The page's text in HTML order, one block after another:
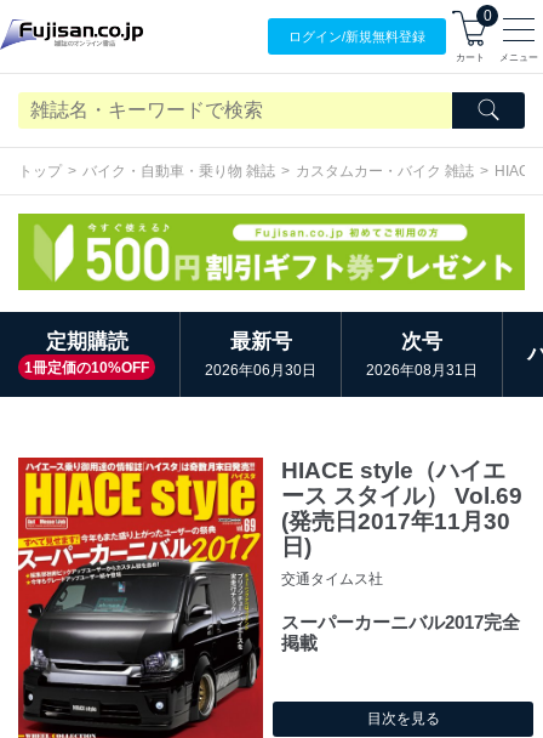
ログイン/新規無料登録
0
カート メニュー
トップ バイク・自動車・乗り物 雑誌 カスタムカー・バイク 雑誌
定期購読
1冊定価の10%OFF
最新号
2026年06月30日
次号
2026年08月31日
HIACE style（ハイエ
ース スタイル） Vol.69
(発売日2017年11月30
日)
交通タイムス社
スーパーカーニバル2017完全
掲載
目次を見る